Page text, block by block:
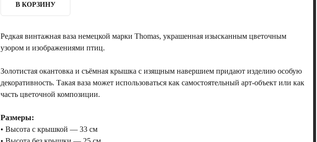
В КОРЗИНУ
Редкая винтажная ваза немецкой марки Thomas, украшенная изысканным цветочным
узором и изображениями птиц.
Золотистая окантовка и съёмная крышка с изящным навершием придают изделию особую
декоративность. Такая ваза может использоваться как самостоятельный арт-объект или как
часть цветочной композиции.
Размеры:
• Высота с крышкой — 33 см